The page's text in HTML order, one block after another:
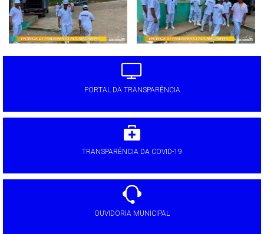
PORTAL DA TRANSPARÊNCIA
TRANSPARÊNCIA DA COVID-19
OUVIDORIA MUNICIPAL